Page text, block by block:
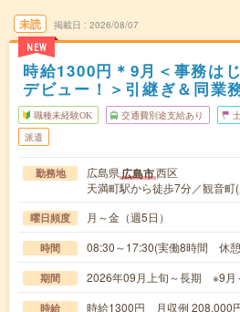
未読
NEW
掲載日 2026/08/07
時給1300円＊9月＜事務は
デビュー！＞引継ぎ＆同業
職種未経験OK 交通費別途支給あり
派遣
勤務地 広島県広島市西区
天満町駅から徒歩7分／観音
曜日頻度 月～金（週5日）
時間 08:30～17:30(実働8時間 休
期間 2026年09月上旬～長期 ※9月
時給 時給1300円 月収例 208,000